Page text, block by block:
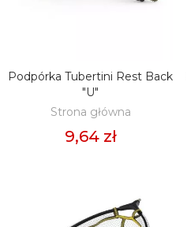
DODAJ DO KOSZYKA
Podpórka Tubertini Rest Back
"U"
Strona główna
9,64 zł